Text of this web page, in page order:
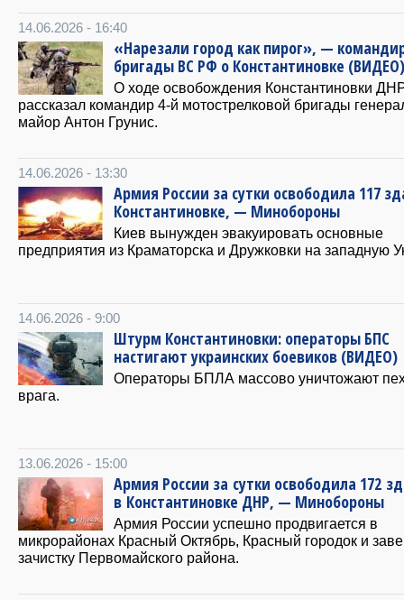
14.06.2026 - 16:40
«Нарезали город как пирог», —
бригады ВС РФ о Константиновке (ВИДЕО)
О ходе освобождения Константиновки
рассказал командир 4-й мотострелковой бригады
майор Антон Грунис.
14.06.2026 - 13:30
Армия России за сутки освободила 117
Константиновке, — Минобороны
Киев вынужден эвакуировать основные
предприятия из Краматорска и Дружковки на западную
14.06.2026 - 9:00
Штурм Константиновки: операторы БПС
настигают украинских боевиков (ВИДЕО)
Операторы БПЛА массово уничтожают
врага.
13.06.2026 - 15:00
Армия России за сутки освободила 172
в Константиновке ДНР, — Минобороны
Армия России успешно продвигается в
микрорайонах Красный Октябрь, Красный городок и
зачистку Первомайского района.